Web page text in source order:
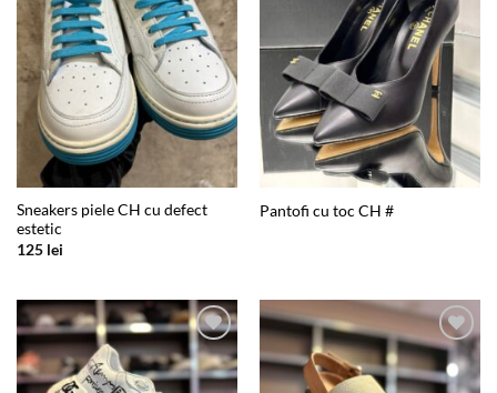
Sneakers piele CH cu defect
estetic
125 lei
Pantofi cu toc CH #
Add to
wishlist
Add to
wishlist